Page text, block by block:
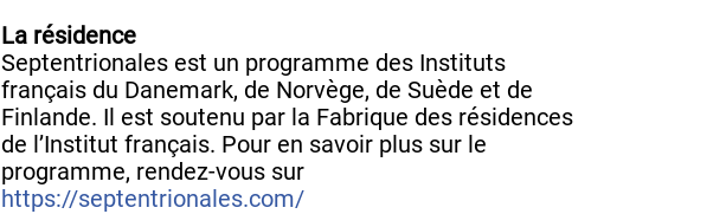
La résidence
Septentrionales est un programme des Instituts
français du Danemark, de Norvège, de Suède et de
Finlande. Il est soutenu par la Fabrique des résidences
de l’Institut français. Pour en savoir plus sur le
programme, rendez-vous sur
https://septentrionales.com/